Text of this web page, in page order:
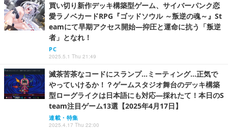
買い切り新作デッキ構築型ゲーム、サイバーパンク恋
愛ラノベカードRPG『ゴッドソウル ～叛逆の魂～』St
eamにて早期アクセス開始―抑圧と運命に抗う「叛逆
者」となれ！
PC
2025.5.1 Thu 21:49
滅茶苦茶なコードにスランプ…ミーティング…正気で
やっていけるか！？ゲームスタジオ舞台のデッキ構築
型ローグライクは日本語にも対応―採れたて！本日のS
team注目ゲーム13選【2025年4月17日】
連載・特集
2025.4.17 Thu 22:00